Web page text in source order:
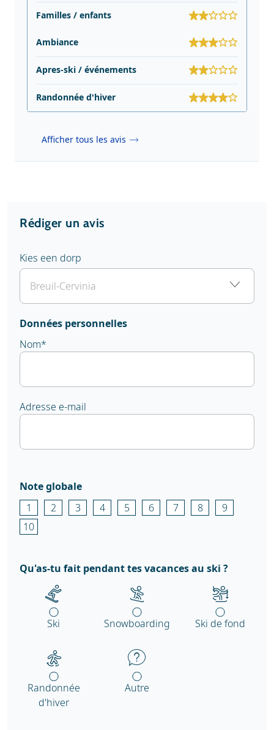
Familles / enfants
Ambiance
Apres-ski / événements
Randonnée d'hiver
Afficher tous les avis
Rédiger un avis
Kies een dorp
Données personnelles
Nom*
Adresse e-mail
Note globale
1
2 3 4 5 6 7 8
9
10
Qu'as-tu fait pendant tes vacances au ski ?
Ski Snowboarding Ski de fond
Randonnée
d'hiver
Autre